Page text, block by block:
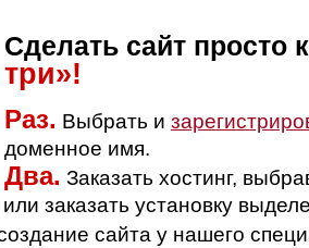
Сделать сайт просто
три»!
Раз. Выбрать и
доменное имя.
Два. Заказать хостинг,
заказать установку
сайта у нашего